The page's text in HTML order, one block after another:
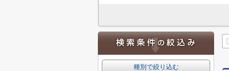
種別で絞り込む